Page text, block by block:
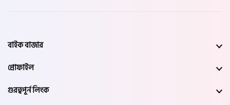
বাইক বাজার
প্রোফাইল
গুরত্বপূর্ন লিংক